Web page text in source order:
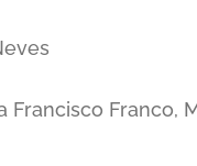
Francisco Franco,